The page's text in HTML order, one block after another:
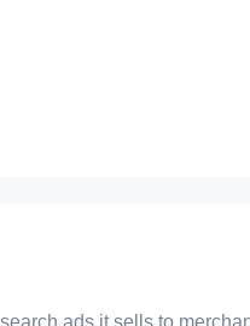
ads it sells to